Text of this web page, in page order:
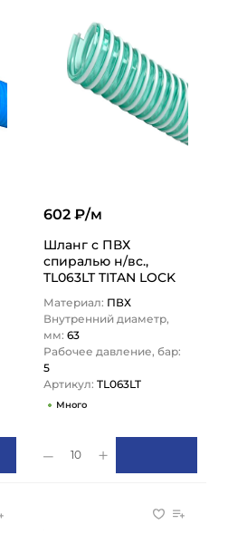
602 ₽/м
Шланг с ПВХ
спиралью н/вс.,
TL063LT TITAN LOCK
Материал: ПВХ
Внутренний диаметр,
мм: 63
Рабочее давление, бар:
5
Артикул: TL063LT
Много
10